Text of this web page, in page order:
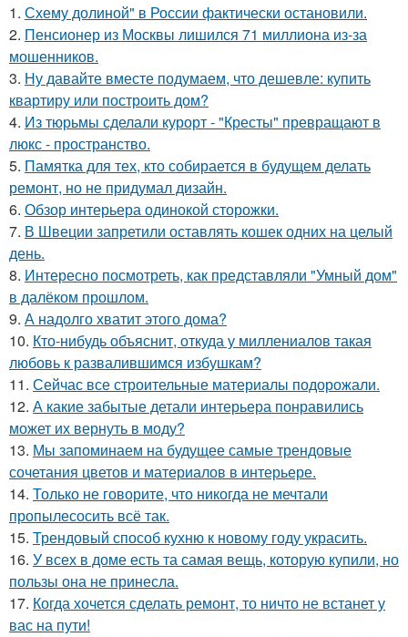
1. Схему долиной" в России фактически остановили.
2. Пенсионер из Москвы лишился 71 миллиона из-за
мошенников.
3. Ну давайте вместе подумаем, что дешевле: купить
квартиру или построить дом?
4. Из тюрьмы сделали курорт - "Кресты" превращают в
люкс - пространство.
5. Памятка для тех, кто собирается в будущем делать
ремонт, но не придумал дизайн.
6. Обзор интерьера одинокой сторожки.
7. В Швеции запретили оставлять кошек одних на целый
день.
8. Интересно посмотреть, как представляли "Умный дом"
в далёком прошлом.
9. А надолго хватит этого дома?
10. Кто-нибудь объяснит, откуда у миллениалов такая
любовь к развалившимся избушкам?
11. Сейчас все строительные материалы подорожали.
12. А какие забытые детали интерьера понравились
может их вернуть в моду?
13. Мы запоминаем на будущее самые трендовые
сочетания цветов и материалов в интерьере.
14. Только не говорите, что никогда не мечтали
пропылесосить всё так.
15. Трендовый способ кухню к новому году украсить.
16. У всех в доме есть та самая вещь, которую купили, но
пользы она не принесла.
17. Когда хочется сделать ремонт, то ничто не встанет у
вас на пути!